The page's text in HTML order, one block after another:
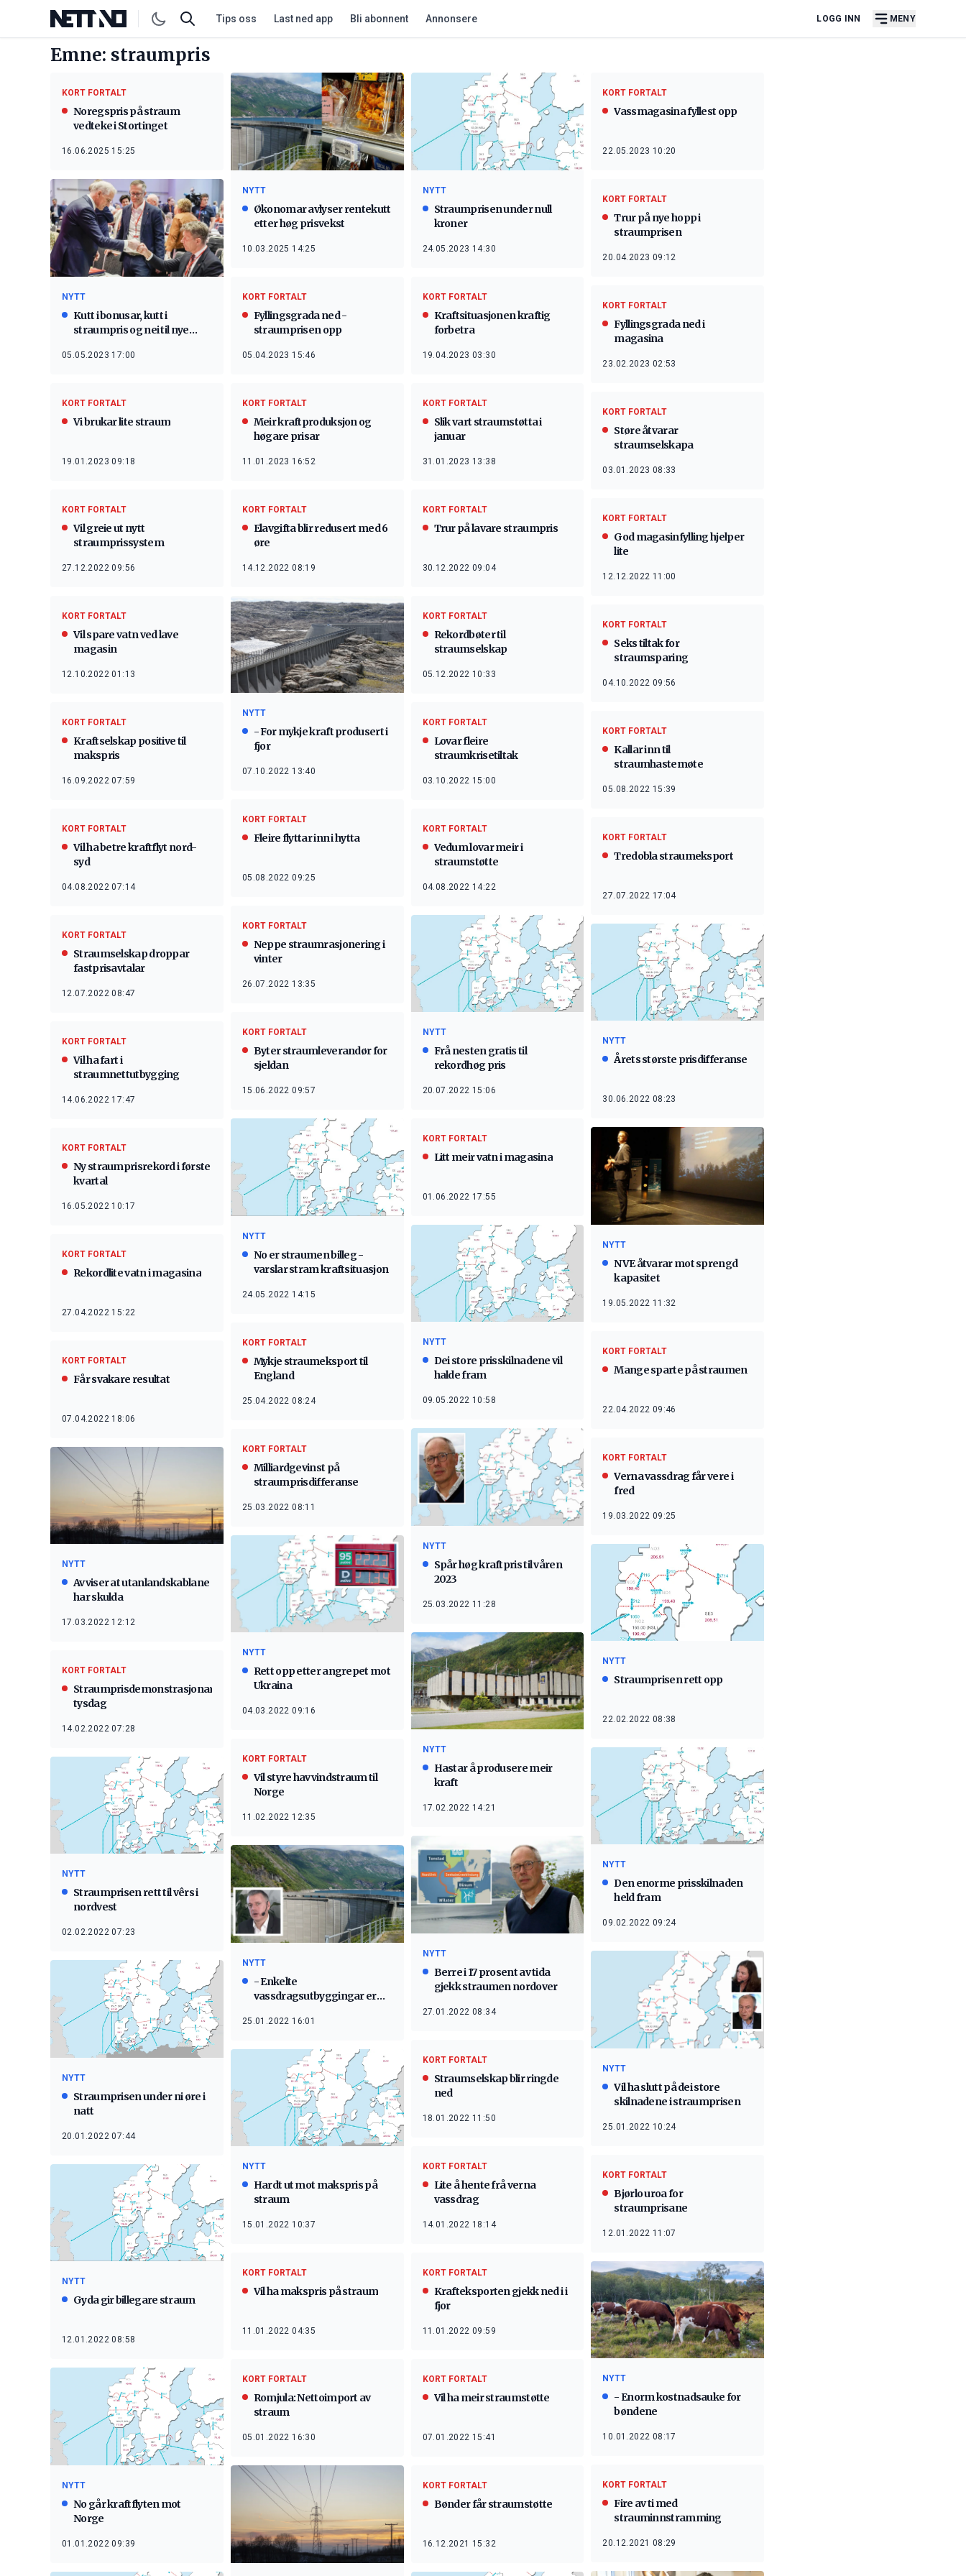
Tips oss Last ned app Bli abonnent Annonsere LOGG INN MENY
Emne: straumpris
KORT FORTALT
Noregspris på straum
vedteke i Stortinget
16.06.2025 15:25
NYTT
Økonomar avlyser rentekutt
etter høg prisvekst
10.03.2025 14:25
NYTT
Straumprisen under null
kroner
24.05.2023 14:30
KORT FORTALT
Vassmagasina fyllest opp
22.05.2023 10:20
NYTT
Kutt i bonusar, kutt i
straumpris og nei til nye
05.05.2023 17:00
KORT FORTALT
Trur på nye hopp i
straumprisen
20.04.2023 09:12
KORT FORTALT
Kraftsituasjonen kraftig
forbetra
19.04.2023 03:30
KORT FORTALT
Fyllingsgrada ned -
straumprisen opp
05.04.2023 15:46
KORT FORTALT
Fyllingsgrada ned i
magasina
23.02.2023 02:53
KORT FORTALT
Slik vart straumstøtta i
januar
31.01.2023 13:38
KORT FORTALT
Vi brukar lite straum
19.01.2023 09:18
KORT FORTALT
Meir kraftproduksjon og
høgare prisar
11.01.2023 16:52
KORT FORTALT
Støre åtvarar
straumselskapa
03.01.2023 08:33
KORT FORTALT
Trur på lavare straumpris
30.12.2022 09:04
KORT FORTALT
Vil greie ut nytt
straumprissystem
27.12.2022 09:56
KORT FORTALT
Elavgifta blir redusert med 6
øre
14.12.2022 08:19
KORT FORTALT
God magasinfylling hjelper
lite
12.12.2022 11:00
KORT FORTALT
Rekordbøter til
straumselskap
05.12.2022 10:33
KORT FORTALT
Vil spare vatn ved lave
magasin
12.10.2022 01:13
NYTT
- For mykje kraft produsert i
fjor
07.10.2022 13:40
KORT FORTALT
Seks tiltak for
straumsparing
04.10.2022 09:56
KORT FORTALT
Lovar fleire
straumkrisetiltak
03.10.2022 15:00
KORT FORTALT
Kraftselskap positive til
makspris
16.09.2022 07:59
KORT FORTALT
Kallar inn til
straumhastemøte
05.08.2022 15:39
KORT FORTALT
Fleire flyttar inn i hytta
05.08.2022 09:25
KORT FORTALT
Vedum lovar meir i
straumstøtte
04.08.2022 14:22
KORT FORTALT
Vil ha betre kraftflyt nord-
syd
04.08.2022 07:14
KORT FORTALT
Tredobla straumeksport
27.07.2022 17:04
KORT FORTALT
Neppe straumrasjonering i
vinter
26.07.2022 13:35
NYTT
Frå nesten gratis til
rekordhøg pris
20.07.2022 15:06
KORT FORTALT
Straumselskap droppar
fastprisavtalar
12.07.2022 08:47
NYTT
Årets største prisdifferanse
30.06.2022 08:23
KORT FORTALT
Byter straumleverandør for
sjeldan
15.06.2022 09:57
KORT FORTALT
Vil ha fart i
straumnettutbygging
14.06.2022 17:47
KORT FORTALT
Litt meir vatn i magasina
01.06.2022 17:55
NYTT
No er straumen billeg -
varslar stram kraftsituasjon
24.05.2022 14:15
NYTT
NVE åtvarar mot sprengd
kapasitet
19.05.2022 11:32
KORT FORTALT
Ny straumprisrekord i første
kvartal
16.05.2022 10:17
NYTT
Dei store prisskilnadene vil
halde fram
09.05.2022 10:58
KORT FORTALT
Rekordlite vatn i magasina
27.04.2022 15:22
KORT FORTALT
Mykje straumeksport til
England
25.04.2022 08:24
KORT FORTALT
Mange sparte på straumen
22.04.2022 09:46
KORT FORTALT
Får svakare resultat
07.04.2022 18:06
NYTT
Spår høg kraftpris til våren
2023
25.03.2022 11:28
KORT FORTALT
Milliardgevinst på
straumprisdifferanse
25.03.2022 08:11
KORT FORTALT
Verna vassdrag får vere i
fred
19.03.2022 09:25
NYTT
Avviser at utanlandskablane
har skulda
17.03.2022 12:12
NYTT
Rett opp etter angrepet mot
Ukraina
04.03.2022 09:16
NYTT
Straumprisen rett opp
22.02.2022 08:38
NYTT
Hastar å produsere meir
kraft
17.02.2022 14:21
KORT FORTALT
Straumprisdemonstrasjonar
tysdag
14.02.2022 07:28
KORT FORTALT
Vil styre havvindstraum til
Norge
11.02.2022 12:35
NYTT
Den enorme prisskilnaden
held fram
09.02.2022 09:24
NYTT
Straumprisen rett til vêrs i
nordvest
02.02.2022 07:23
NYTT
Berre i 17 prosent av tida
gjekk straumen nordover
27.01.2022 08:34
NYTT
- Enkelte
vassdragsutbyggingar er
25.01.2022 16:01
NYTT
Vil ha slutt på dei store
skilnadene i straumprisen
25.01.2022 10:24
NYTT
Straumprisen under ni øre i
natt
20.01.2022 07:44
KORT FORTALT
Straumselskap blir ringde
ned
18.01.2022 11:50
NYTT
Hardt ut mot makspris på
straum
15.01.2022 10:37
KORT FORTALT
Lite å hente frå verna
vassdrag
14.01.2022 18:14
KORT FORTALT
Bjørlo uroa for
straumprisane
12.01.2022 11:07
NYTT
Gyda gir billegare straum
12.01.2022 08:58
KORT FORTALT
Krafteksporten gjekk ned i i
fjor
11.01.2022 09:59
KORT FORTALT
Vil ha makspris på straum
11.01.2022 04:35
NYTT
- Enorm kostnadsauke for
bøndene
10.01.2022 08:17
KORT FORTALT
Vil ha meir straumstøtte
07.01.2022 15:41
KORT FORTALT
Romjula: Nettoimport av
straum
05.01.2022 16:30
NYTT
No går kraftflyten mot
Norge
01.01.2022 09:39
KORT FORTALT
Fire av ti med
strauminnstramming
20.12.2021 08:29
KORT FORTALT
Bønder får straumstøtte
16.12.2021 15:32